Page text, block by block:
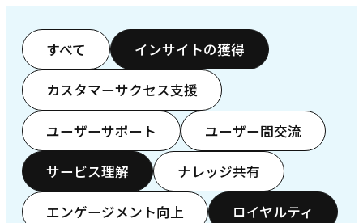
すべて インサイトの獲得
カスタマーサクセス支援
ユーザーサポート ユーザー間交流
サービス理解 ナレッジ共有
エンゲージメント向上 ロイヤルティ